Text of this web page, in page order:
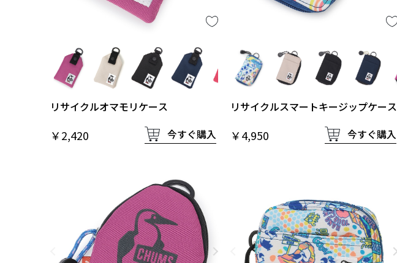
リサイクルオマモリケース
￥2,420 今すぐ購入
リサイクルスマートキージップケース
￥4,950 今すぐ購入